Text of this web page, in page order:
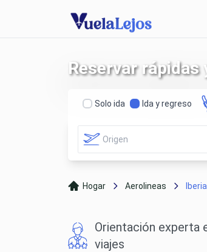
Reservar
Solo ida Ida y regreso
Hogar Aerolineas
Orientación experta
viajes